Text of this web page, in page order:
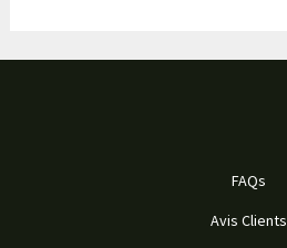
FAQs
Avis Clients